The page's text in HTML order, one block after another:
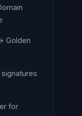
Golden
for